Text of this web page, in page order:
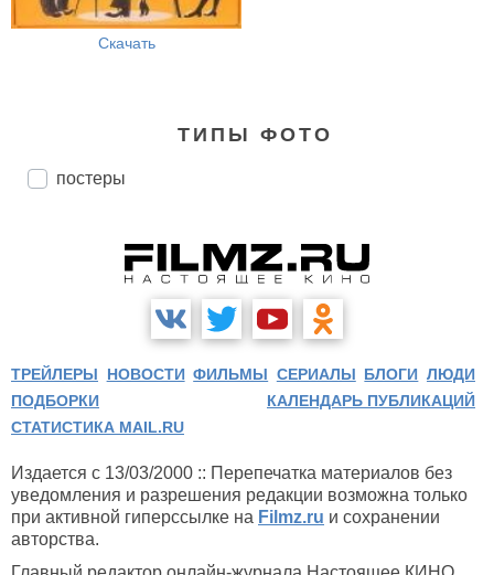
Скачать
ТИПЫ ФОТО
постеры
ТРЕЙЛЕРЫ НОВОСТИ ФИЛЬМЫ СЕРИАЛЫ БЛОГИ ЛЮДИ
ПОДБОРКИ
КАЛЕНДАРЬ ПУБЛИКАЦИЙ
СТАТИСТИКА MAIL.RU
Издается с 13/03/2000 :: Перепечатка материалов без
уведомления и разрешения редакции возможна только
при активной гиперссылке на Filmz.ru и сохранении
авторства.